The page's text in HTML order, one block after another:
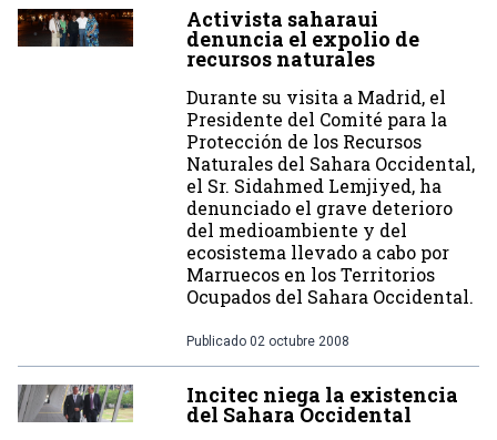
Activista saharaui
denuncia el expolio de
recursos naturales
Durante su visita a Madrid, el
Presidente del Comité para la
Protección de los Recursos
Naturales del Sahara Occidental,
el Sr. Sidahmed Lemjiyed, ha
denunciado el grave deterioro
del medioambiente y del
ecosistema llevado a cabo por
Marruecos en los Territorios
Ocupados del Sahara Occidental.
Publicado 02 octubre 2008
Incitec niega la existencia
del Sahara Occidental